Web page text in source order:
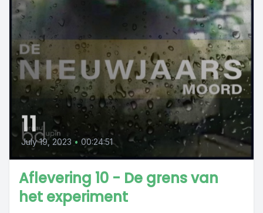
11
July 19, 2023 • 00:24:51
Aflevering 10 - De grens van
het experiment